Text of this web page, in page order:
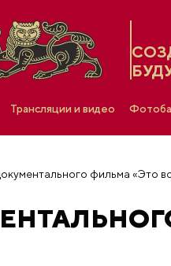
Трансляции и видео
фильма «Это